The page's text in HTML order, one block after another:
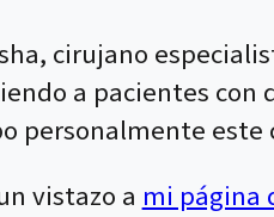
cirujano
a pacientes con
personalmente
vistazo a mi página